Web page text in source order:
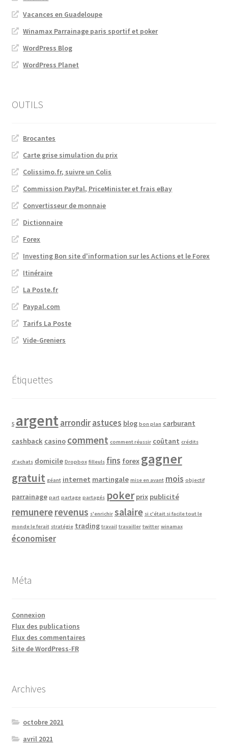
Vacances en Guadeloupe
Winamax Parrainage paris sportif et poker
WordPress Blog
WordPress Planet
OUTILS
Brocantes
Carte grise simulation du prix
Colissimo.fr, suivre un Colis
Commission PayPal, PriceMinister et frais eBay
Convertisseur de monnaie
Dictionnaire
Forex
Investing Bon site d'information sur les Actions et le Forex
Itinéraire
La Poste.fr
Paypal.com
Tarifs La Poste
Vide-Greniers
Étiquettes
5 argentarrondirastuces blog bon plan carburant
cashback casino comment comment réussir coûtant crédits
d'achats domicile Dropbox filleuls fins forex gagner
gratuit géant internet martingale mise en avant mois objectif
parrainage part partage partagés poker prix publicité
remunererevenus s'enrichir salaire si c'était si facile tout le
monde le ferait stratégie trading travail travailler twitter winamax
économiser
Méta
Connexion
Flux des publications
Flux des commentaires
Site de WordPress-FR
Archives
octobre 2021
avril 2021